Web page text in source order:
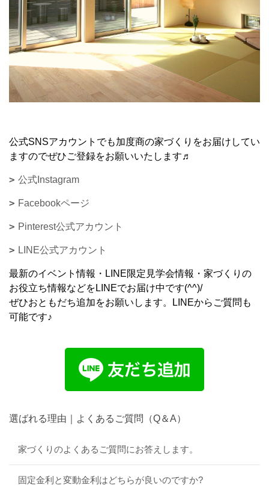
公式SNSアカウントでも加度商の家づくりをお届けしてい
ますのでぜひご登録をお願いいたします♬
公式Instagram
Facebookページ
Pinterest公式アカウント
LINE公式アカウント
最新のイベント情報・LINE限定見学会情報・家づくりの
お役立ち情報などをLINEでお届け中です(^^)/
ぜひおともだち追加をお願いします。LINEからご質問も
可能です♪
選ばれる理由｜よくあるご質問（Q＆A）
家づくりのよくあるご質問にお答えします。
固定金利と変動金利はどちらが良いのですか?